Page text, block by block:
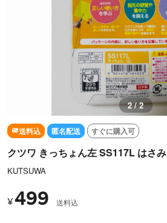
1 / 2
送料込 匿名配送 すぐに購入可
クツワ きっちょん左 SS117L はさみ
KUTSUWA
¥499 送料込